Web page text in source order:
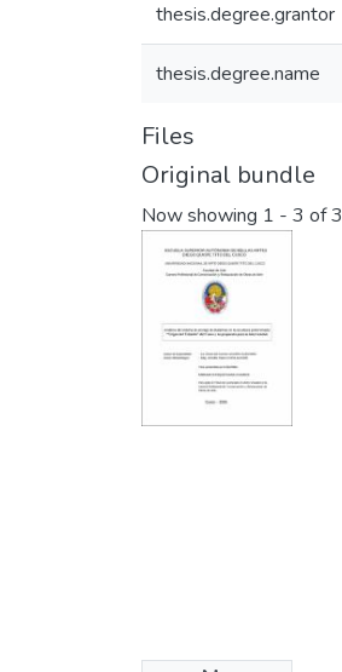
thesis.degree.grantor
thesis.degree.name
Files
Original bundle
Now showing 1 - 3 of 3